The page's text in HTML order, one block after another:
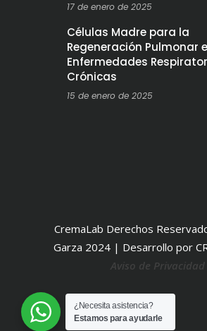
17 de enero de 2025
Células Madre para la
Regeneración Pulmonar
Enfermedades
Crónicas
15 de enero de 2025
CremaLab Derechos
Garza 2024 | Desarrollo por
Aviso de Privacidad
¿Necesita asistencia?
Estamos para ayudarle